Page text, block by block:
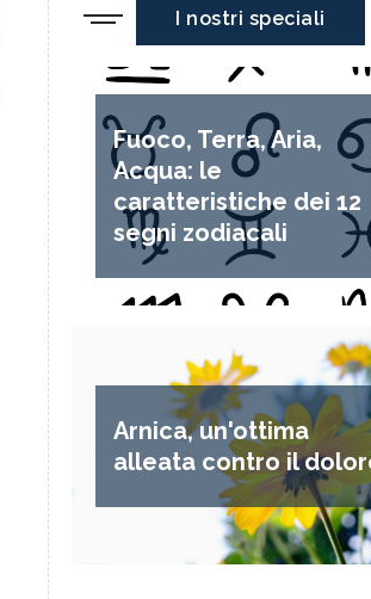
I nostri speciali
Fuoco, Terra, Aria,
Acqua: le
caratteristiche dei 12
segni zodiacali
Arnica, un'ottima
alleata contro il